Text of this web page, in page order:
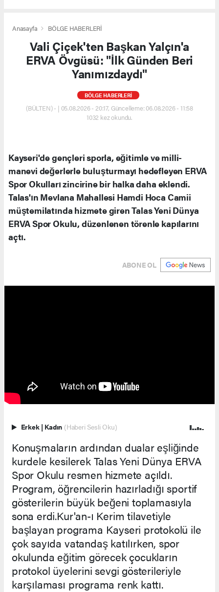
Anasayfa BÖLGE HABERLERİ
Vali Çiçek'ten Başkan Yalçın'a
ERVA Övgüsü: "İlk Günden Beri
Yanımızdaydı"
BÖLGE HABERLERİ
(BÜLTEN) - | 05.08.2026 - 20:17, Güncelleme: 06.08.2026 - 11:58
1032 kez okundu.
Kayseri'de gençleri sporla, eğitimle ve milli-
manevi değerlerle buluşturmayı hedefleyen ERVA
Spor Okulları zincirine bir halka daha eklendi.
Talas'ın Mevlana Mahallesi Hamdi Hoca Camii
müştemilatında hizmete giren Talas Yeni Dünya
ERVA Spor Okulu, düzenlenen törenle kapılarını
açtı.
ABONE OL
Erkek | Kadın (Haberi Sesli Oku)
Konuşmaların ardından dualar eşliğinde
kurdele kesilerek Talas Yeni Dünya ERVA
Spor Okulu resmen hizmete açıldı.
Program, öğrencilerin hazırladığı sportif
gösterilerin büyük beğeni toplamasıyla
sona erdi.Kur'an-ı Kerim tilavetiyle
başlayan programa Kayseri protokolü ile
çok sayıda vatandaş katılırken, spor
okulunda eğitim görecek çocukların
protokol üyelerini sevgi gösterileriyle
karşılaması programa renk kattı.